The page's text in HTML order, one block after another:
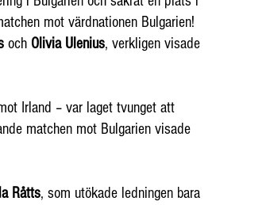
mot värdnationen Bulgarien!
och Olivia Ulenius, verkligen visade
Irland – var laget tvunget att
matchen mot Bulgarien visade
Råtts, som utökade ledningen bara